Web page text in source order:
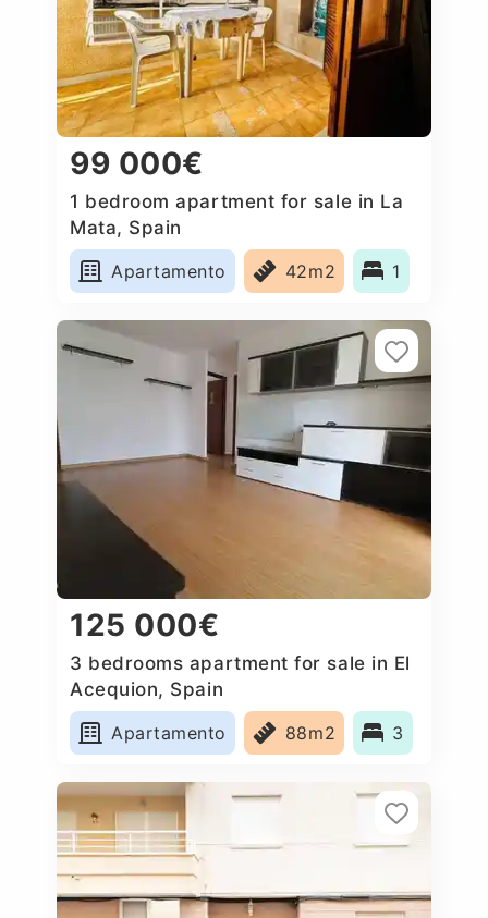
99 000€
1 bedroom apartment for sale in La
Mata, Spain
Apartamento
42m2 1
125 000€
3 bedrooms apartment for sale in El
Acequion, Spain
Apartamento
88m2 3